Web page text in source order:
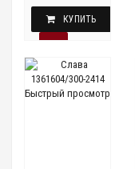
КУПИТЬ
Быстрый просмотр